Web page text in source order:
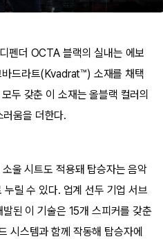
펜더 OCTA 블랙의 실내는 에보
드라트(Kvadrat™) 소재를 채택
두 갖춘 이 소재는 올블랙 컬러의
움을 더한다.
울 시트도 적용돼 탑승자는 음악
릴 수 있다. 업계 선두 기업 서브
된 이 기술은 15개 스피커를 갖춘
시스템과 함께 작동해 탑승자에